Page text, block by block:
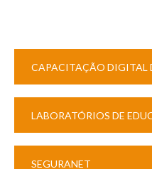
CAPACITAÇÃO DIGITAL
LABORATÓRIOS DE
SEGURANET